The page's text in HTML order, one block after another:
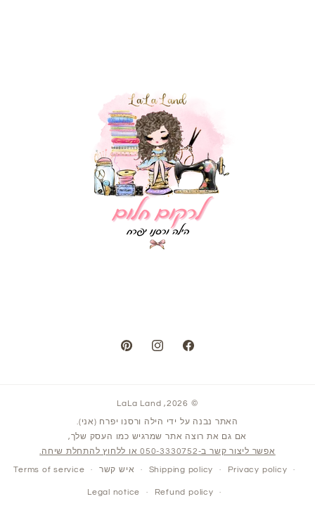
Facebook
Instagram
Pinterest
LaLa Land
האתר נבנה על ידי הילה ורסנו יפרח (אני).
אם גם את רוצה אתר שמרגיש כמו העסק שלך,
אפשר ליצור קשר ב-050-3330752 או ללחוץ להתחלת שיחה.
Privacy policy
Shipping policy איש קשר Terms of service
Refund policy
Legal notice